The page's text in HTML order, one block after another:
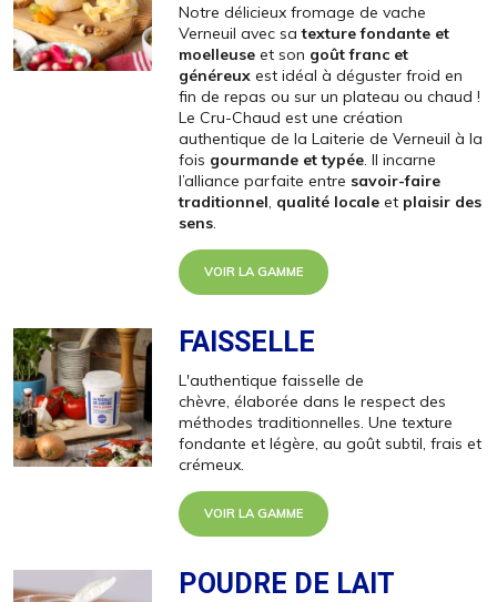
Notre délicieux fromage de vache
Verneuil avec satexture fondante et
moelleuse et son goût franc et
généreuxest idéal à déguster froid en
fin de repas ou sur un plateau ou chaud !
Le Cru-Chaud est une création
authentique de la Laiterie de Verneuil à la
fois gourmande et typée. Il incarne
l’alliance parfaite entre savoir-faire
traditionnel, qualité locale et plaisir des
sens.
VOIR LA GAMME
FAISSELLE
L'authentique faisselle de
chèvre, élaborée dans le respect des
méthodes traditionnelles. Une texture
fondante et légère, au goût subtil, frais et
crémeux.
VOIR LA GAMME
POUDRE DE LAIT